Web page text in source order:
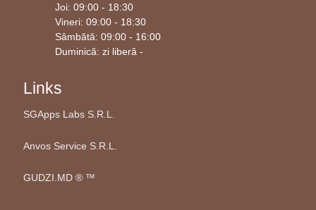
Joi: 09:00 - 18:30
Vineri: 09:00 - 18:30
Sâmbătă: 09:00 - 16:00
Duminică: zi liberă -
Links
SGApps Labs S.R.L.
Anvos Service S.R.L.
GUDZI.MD ®️ ™️